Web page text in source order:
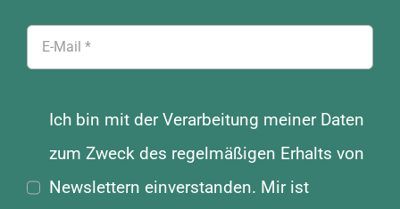
Ich bin mit der Verarbeitung meiner Daten
zum Zweck des regelmäßigen Erhalts von
Newslettern einverstanden. Mir ist